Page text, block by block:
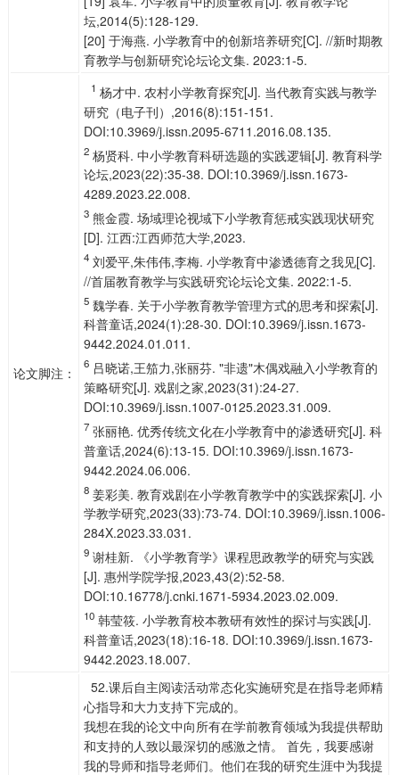
坛,2014(5):128-129.
[20] 于海燕. 小学教育中的创新培养研究[C]. //新时期教
育教学与创新研究论坛论文集. 2023:1-5.
论文脚注：
1 杨才中. 农村小学教育探究[J]. 当代教育实践与教学
研究（电子刊）,2016(8):151-151.
DOI:10.3969/j.issn.2095-6711.2016.08.135.
2杨贤科. 中小学教育科研选题的实践逻辑[J]. 教育科学
论坛,2023(22):35-38. DOI:10.3969/j.issn.1673-
4289.2023.22.008.
3熊金霞. 场域理论视域下小学教育惩戒实践现状研究
[D]. 江西:江西师范大学,2023.
4刘爱平,朱伟伟,李梅. 小学教育中渗透德育之我见[C].
//首届教育教学与实践研究论坛论文集. 2022:1-5.
5魏学春. 关于小学教育教学管理方式的思考和探索[J].
科普童话,2024(1):28-30. DOI:10.3969/j.issn.1673-
9442.2024.01.011.
6吕晓诺,王笳力,张丽芬. "非遗"木偶戏融入小学教育的
策略研究[J]. 戏剧之家,2023(31):24-27.
DOI:10.3969/j.issn.1007-0125.2023.31.009.
7张丽艳. 优秀传统文化在小学教育中的渗透研究[J]. 科
普童话,2024(6):13-15. DOI:10.3969/j.issn.1673-
9442.2024.06.006.
8姜彩美. 教育戏剧在小学教育教学中的实践探索[J]. 小
学教学研究,2023(33):73-74. DOI:10.3969/j.issn.1006-
284X.2023.33.031.
9谢桂新. 《小学教育学》课程思政教学的研究与实践
[J]. 惠州学院学报,2023,43(2):52-58.
DOI:10.16778/j.cnki.1671-5934.2023.02.009.
10韩莹筱. 小学教育校本教研有效性的探讨与实践[J].
科普童话,2023(18):16-18. DOI:10.3969/j.issn.1673-
9442.2023.18.007.
52.课后自主阅读活动常态化实施研究是在指导老师精
心指导和大力支持下完成的。
我想在我的论文中向所有在学前教育领域为我提供帮助
和支持的人致以最深切的感激之情。 首先，我要感谢
我的导师和指导老师们。他们在我的研究生涯中为我提